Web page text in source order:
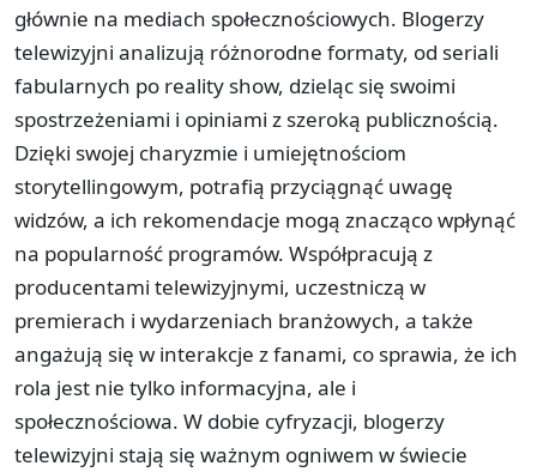
głównie na mediach społecznościowych. Blogerzy
telewizyjni analizują różnorodne formaty, od seriali
fabularnych po reality show, dzieląc się swoimi
spostrzeżeniami i opiniami z szeroką publicznością.
Dzięki swojej charyzmie i umiejętnościom
storytellingowym, potrafią przyciągnąć uwagę
widzów, a ich rekomendacje mogą znacząco wpłynąć
na popularność programów. Współpracują z
producentami telewizyjnymi, uczestniczą w
premierach i wydarzeniach branżowych, a także
angażują się w interakcje z fanami, co sprawia, że ich
rola jest nie tylko informacyjna, ale i
społecznościowa. W dobie cyfryzacji, blogerzy
telewizyjni stają się ważnym ogniwem w świecie